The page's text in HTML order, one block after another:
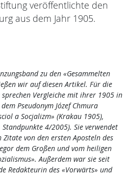
veröffentlichte den
aus dem Jahr 1905.
zu den «Gesammelten
wir auf diesen Artikel. Für die
Vergleiche mit ihrer 1905 in
Pseudonym Józef Chmura
a Socjalizm» (Krakau 1905),
4/2005). Sie verwendet
von den ersten Aposteln des
dem Großen und vom heiligen
Außerdem war sie seit
Redakteurin des «Vorwärts» und